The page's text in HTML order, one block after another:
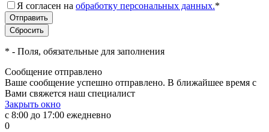
Я согласен на обработку персональных данных.*
* - Поля, обязательные для заполнения
Сообщение отправлено
Ваше сообщение успешно отправлено. В ближайшее время с
Вами свяжется наш специалист
Закрыть окно
с 8:00 до 17:00 ежедневно
0